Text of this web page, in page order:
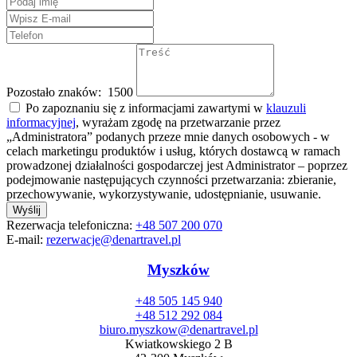
Pozostało znaków: 1500
Po zapoznaniu się z informacjami zawartymi w klauzuli
informacyjnej, wyrażam zgodę na przetwarzanie przez
„Administratora” podanych przeze mnie danych osobowych - w
celach marketingu produktów i usług, których dostawcą w ramach
prowadzonej działalności gospodarczej jest Administrator – poprzez
podejmowanie następujących czynności przetwarzania: zbieranie,
przechowywanie, wykorzystywanie, udostępnianie, usuwanie.
Wyślij
Rezerwacja telefoniczna: +48 507 200 070
E-mail: rezerwacje@denartravel.pl
Myszków
+48 505 145 940
+48 512 292 084
biuro.myszkow@denartravel.pl
Kwiatkowskiego 2 B